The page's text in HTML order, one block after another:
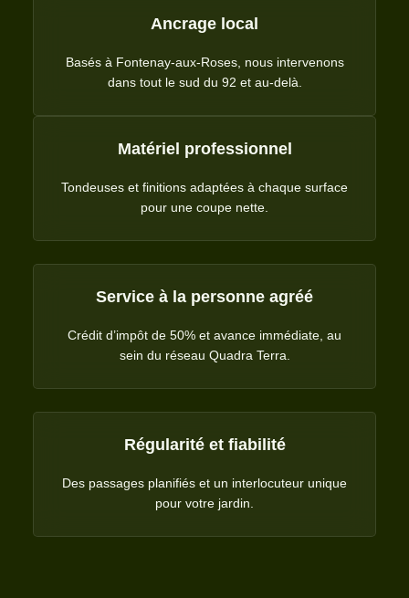
Ancrage local
Basés à Fontenay-aux-Roses, nous intervenons
dans tout le sud du 92 et au-delà.
Matériel professionnel
Tondeuses et finitions adaptées à chaque surface
pour une coupe nette.
Service à la personne agréé
Crédit d’impôt de 50% et avance immédiate, au
sein du réseau Quadra Terra.
Régularité et fiabilité
Des passages planifiés et un interlocuteur unique
pour votre jardin.